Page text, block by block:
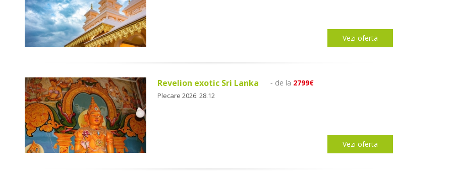
Vezi oferta
Revelion exotic Sri Lanka - de la 2799€
Plecare 2026: 28.12
Vezi oferta